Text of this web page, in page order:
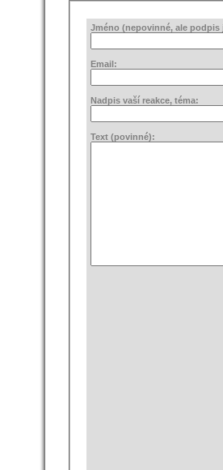
Jméno (nepovinné, ale podpis
Email:
Nadpis vaší reakce, téma:
Text (povinné):